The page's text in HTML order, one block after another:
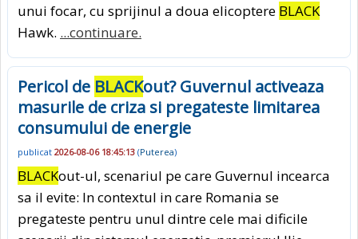
unui focar, cu sprijinul a doua elicoptere BLACK
Hawk. ...continuare.
Pericol de BLACKout? Guvernul activeaza
masurile de criza si pregateste limitarea
consumului de energie
publicat 2026-08-06 18:45:13 (Puterea)
BLACKout-ul, scenariul pe care Guvernul incearca
sa il evite: In contextul in care Romania se
pregateste pentru unul dintre cele mai dificile